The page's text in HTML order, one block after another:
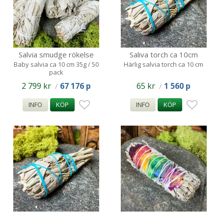
Salvia smudge rökelse
paket 60 pack / ca 10cm /
35
Baby salvia ca 10 cm 35g / 50
pack
2 799 kr / 67 176 p
INFO KÖP
Saliva torch ca 10cm
Härlig salvia torch ca 10 cm
65 kr / 1 560 p
INFO KÖP